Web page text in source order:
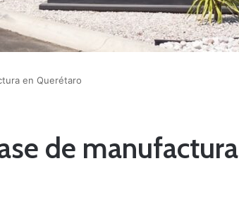
en Querétaro
de manufactura